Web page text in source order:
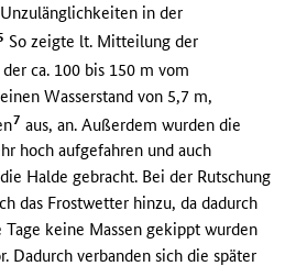
in der
So zeigte lt. Mitteilung der
der ca. 100 bis 150 m vom
Wasserstand von 5,7 m,
7 aus, an. Außerdem wurden die
hoch aufgefahren und auch
Halde gebracht. Bei der Rutschung
das Frostwetter hinzu, da dadurch
keine Massen gekippt wurden
Dadurch verbanden sich die später